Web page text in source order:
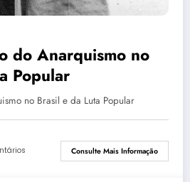
do Anarquismo no
Popular
no Brasil e da Luta Popular
Consulte Mais Informação